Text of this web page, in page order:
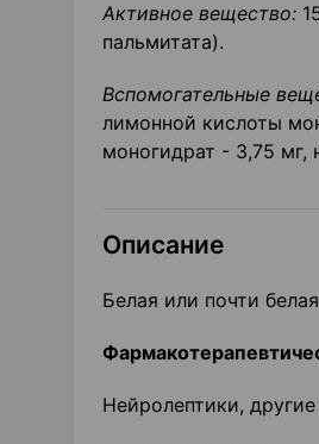
Активное вещество:
пальмитата).
Вспомогательные
лимонной кислоты
моногидрат - 3,75 мг,
Описание
Белая или почти
Нейролептики,